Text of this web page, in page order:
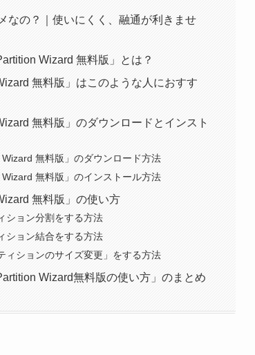
なの？｜使いにくく、融通が利きませ
Wizard 無料版」とは？
無料版」はこのような人におすす
無料版」のダウンロードとインスト
無料版」のダウンロード方法
無料版」のインストール方法
無料版」の使い方
ション分割をする方法
ション結合をする方法
ィションのサイズ変更」をする方法
Wizard無料版の使い方」のまとめ